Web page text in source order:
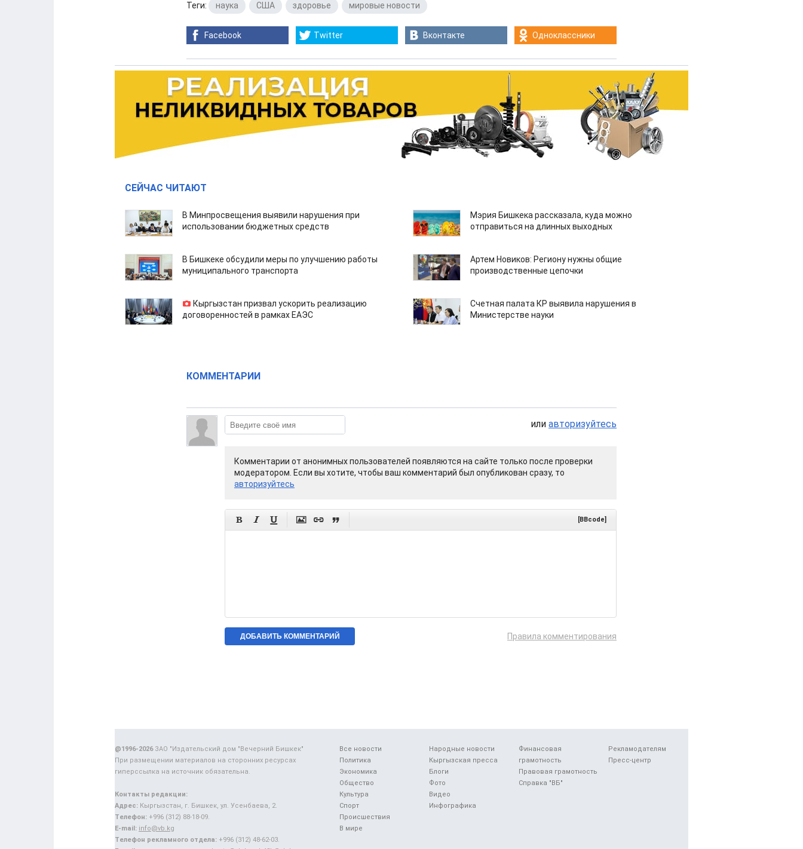
Теги: наука США здоровье мировые новости
Facebook Twitter Вконтакте Одноклассники
СЕЙЧАС ЧИТАЮТ
В Минпросвещения выявили нарушения при
использовании бюджетных средств
Мэрия Бишкека рассказала, куда можно
отправиться на длинных выходных
В Бишкеке обсудили меры по улучшению работы
муниципального транспорта
Артем Новиков: Региону нужны общие
производственные цепочки
Кыргызстан призвал ускорить реализацию
договоренностей в рамках ЕАЭС
Счетная палата КР выявила нарушения в
Министерстве науки
КОММЕНТАРИИ
или авторизуйтесь
Комментарии от анонимных пользователей появляются на сайте только после проверки
модератором. Если вы хотите, чтобы ваш комментарий был опубликован сразу, то
авторизуйтесь
      [BBcode]
Правила комментирования
Все новости
Политика
Экономика
Общество
Культура
Спорт
Происшествия
В мире
Народные новости
Кыргызская пресса
Блоги
Фото
Видео
Инфографика
Финансовая
грамотность
Правовая грамотность
Справка "ВБ"
Рекламодателям
Пресс-центр
@1996-2026ЗАО "Издательский дом "Вечерний Бишкек"
При размещении материалов на сторонних ресурсах
гиперссылка на источник обязательна.
Контакты редакции:
Адрес: Кыргызстан, г. Бишкек, ул. Усенбаева, 2.
Телефон: +996 (312) 88-18-09.
E-mail: info@vb.kg
Телефон рекламного отдела: +996 (312) 48-62-03.